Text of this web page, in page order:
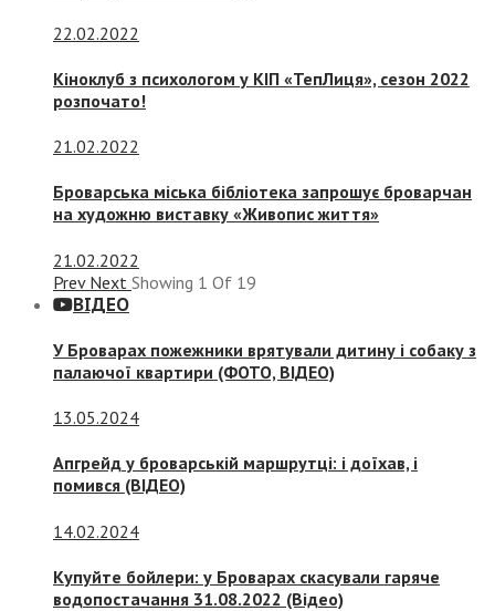
22.02.2022
Кіноклуб з психологом у КІП «ТепЛиця», сезон 2022
розпочато!
21.02.2022
Броварська міська бібліотека запрошує броварчан
на художню виставку «Живопис життя»
21.02.2022
Prev Next Showing 1 Of 19
ВІДЕО
У Броварах пожежники врятували дитину і собаку з
палаючої квартири (ФОТО, ВІДЕО)
13.05.2024
Апгрейд у броварській маршрутці: і доїхав, і
помився (ВІДЕО)
14.02.2024
Купуйте бойлери: у Броварах скасували гаряче
водопостачання 31.08.2022 (Відео)